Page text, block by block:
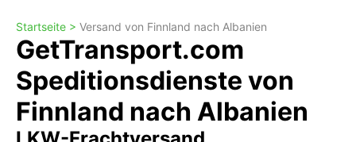
Startseite > Versand von Finnland nach Albanien
GetTransport.com
Speditionsdienste von
Finnland nach Albanien